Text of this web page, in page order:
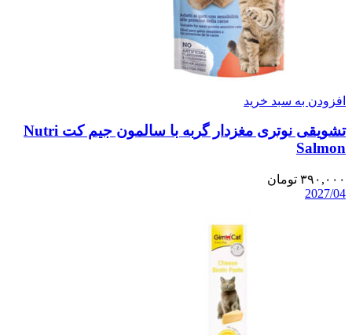
افزودن به سبد خرید
تشویقی نوتری مغزدار گربه با سالمون جیم کت Nutri
Salmon
۳۹۰,۰۰۰ تومان
2027/04